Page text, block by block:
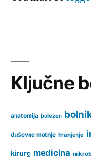
Ključne
anatomija bolezen
duševne motnje hranjenje
kirurg medicina